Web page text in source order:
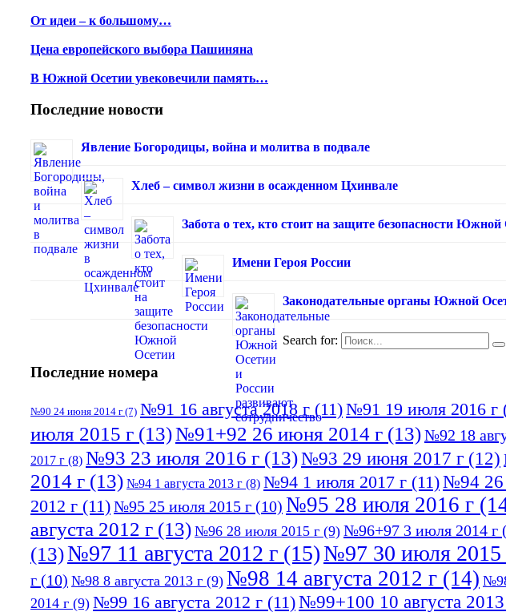
От идеи – к большому…
Цена европейского выбора Пашиняна
В Южной Осетии увековечили память…
Последние новости
Явление Богородицы, война и молитва в подвале
Хлеб – символ жизни в осажденном Цхинвале
Забота о тех, кто стоит на защите безопасности Южной
Имени Героя России
Законодательные органы Южной
Search for:
Последние номера
№90 24 июня 2014 г (7) №91 16 августа 2018 г (11)№91 19 июля 2016 г
июля 2015 г (13)№91+92 26 июня 2014 г (13)№92 18
2017 г (8) №93 23 июля 2016 г (13)№93 29 июня 2017 г (12)
2014 г (13) №94 1 августа 2013 г (8) №94 1 июля 2017 г (11)№94 26
2012 г (11)№95 25 июля 2015 г (10) №95 28 июля 2016 г
августа 2012 г (13) №96 28 июля 2015 г (9) №96+97 3 июля 2014 г
(13)№97 11 августа 2012 г (15)№97 30 июля 2015
г (10) №98 8 августа 2013 г (9) №98 14 августа 2012 г (14)
2014 г (9) №99 16 августа 2012 г (11)№99+100 10 августа 2013